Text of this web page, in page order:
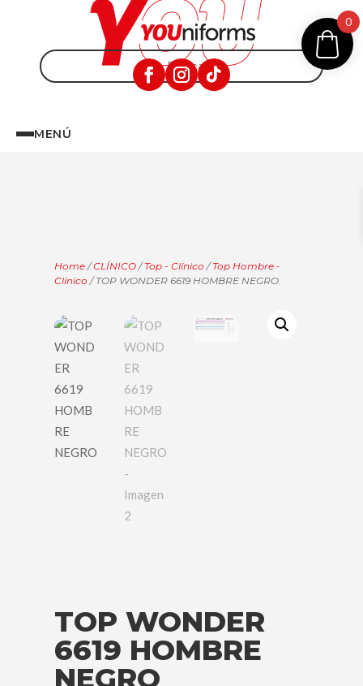
MENÚ
Home /CLÍNICO /Top - Clínico /Top Hombre -
Clínico / TOP WONDER 6619 HOMBRE NEGRO
TOP WONDER
6619 HOMBRE
NEGRO
0